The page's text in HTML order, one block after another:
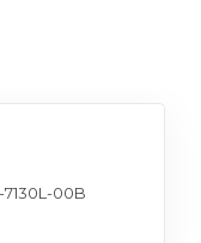
7130L-00B